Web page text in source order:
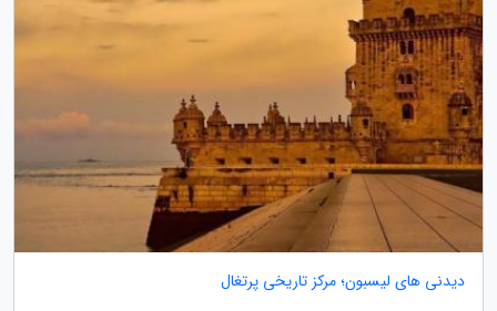
دیدنی های لیسبون؛ مرکز تاریخی پرتغال